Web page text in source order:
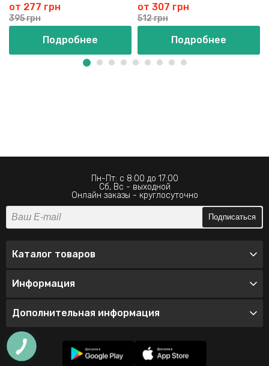
от 277 грн
395 грн
Подробнее
от 307 грн
512 грн
Подробнее
Пн-Пт: с 8:00 до 17:00
Сб, Вс - выходной
Онлайн заказы - круглосуточно
Подписаться
Каталог товаров
Информация
Дополнительная информация